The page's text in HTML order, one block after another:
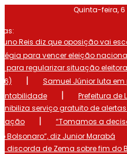
o
conteúdo
Quinta-feira,
Reis diz que oposição vai
para vencer eleição
para regularizar situação
|
Samuel Júnior luta
|
Prefeitura de
serviço gratuito de
|
“Tomamos a
Bolsonaro”, diz Junior Marabá
discorda de Zema sobre fim do